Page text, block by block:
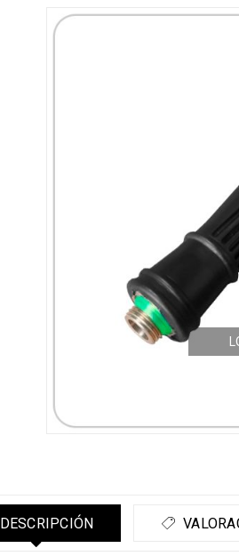
DESCRIPCIÓN